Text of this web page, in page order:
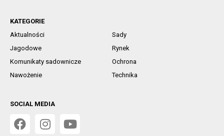
KATEGORIE
Aktualności
Sady
Jagodowe
Rynek
Komunikaty sadownicze
Ochrona
Nawożenie
Technika
SOCIAL MEDIA